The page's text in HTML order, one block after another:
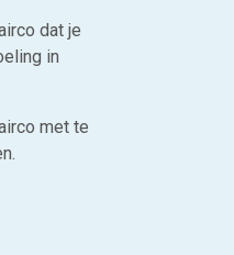
dat je
in
met te